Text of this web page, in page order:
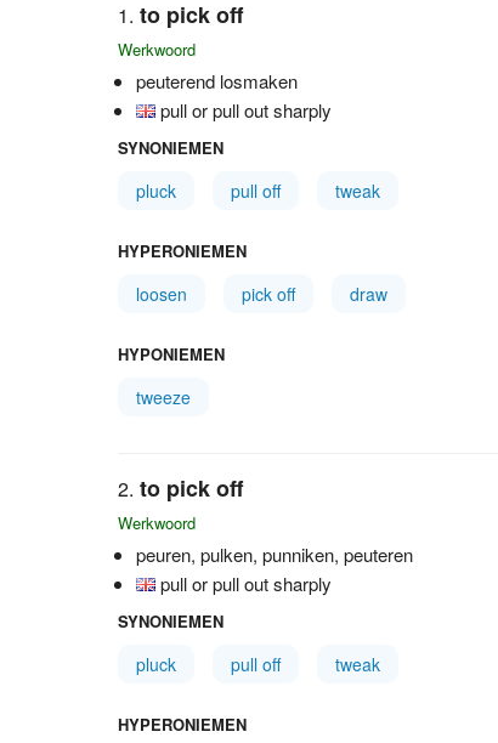
to pick off
Werkwoord
peuterend losmaken
pull or pull out sharply
SYNONIEMEN
pluck pull off tweak
HYPERONIEMEN
loosen pick off draw
HYPONIEMEN
tweeze
to pick off
Werkwoord
peuren, pulken, punniken, peuteren
pull or pull out sharply
SYNONIEMEN
pluck pull off tweak
HYPERONIEMEN